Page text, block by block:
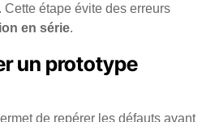
étape évite des erreurs
en série.
un prototype
de repérer les défauts avant